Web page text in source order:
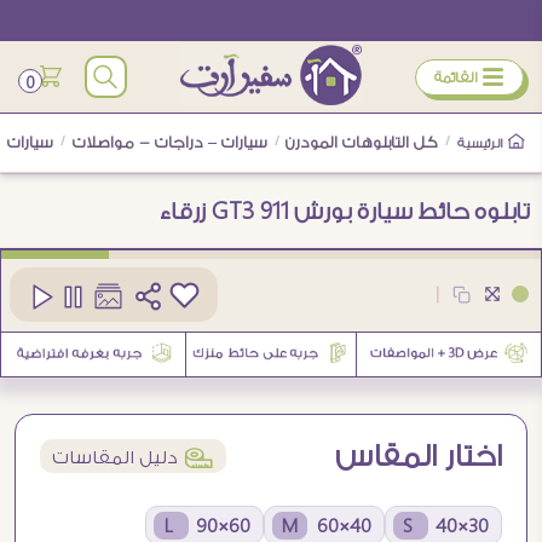
ÿ القائمة 0
الرئيسية / كل التابلوهات المودرن / سيارات – دراجات - مواصلات / سيارات
تابلوه حائط سيارة بورش 911 GT3 زرقاء
اختار المقاس í دليل المقاسات
30×40 S
40×60 M
60×90 L